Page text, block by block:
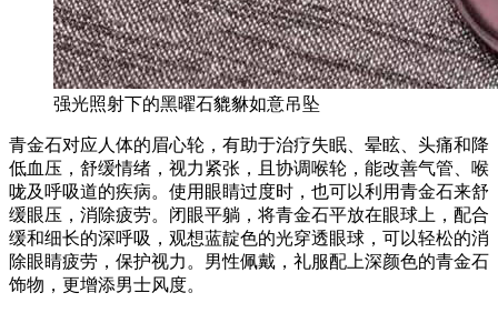
强光照射下的黑曜石貔貅如意吊坠
青金石对应人体的眉心轮，有助于治疗失眠、晕眩、头痛和降
低血压，舒缓情绪，视力紧张，且协调喉轮，能改善气管、喉
咙及呼吸道的疾病。使用眼睛过度时，也可以利用青金石来舒
缓眼压，消除疲劳。闭眼平躺，将青金石平放在眼球上，配合
缓和细长的深呼吸，观想蓝靛色的光穿透眼球，可以轻松的消
除眼睛疲劳，保护视力。男性佩戴，礼服配上深颜色的青金石
饰物，更增添男士风度。